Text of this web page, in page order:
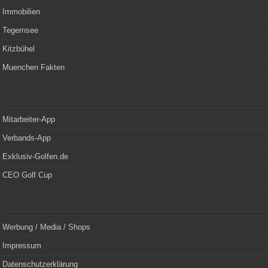
Immobilien
Tegernsee
Kitzbühel
Muenchen Fakten
Mitarbeiter-App
Verbands-App
Exklusiv-Golfen.de
CEO Golf Cup
Werbung / Media / Shops
Impressum
Datenschutzerklärung